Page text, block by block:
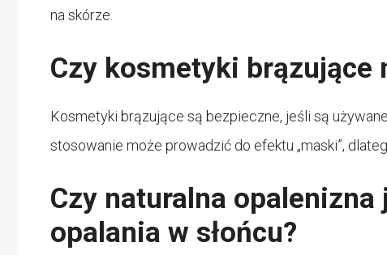
na skórze.
Czy kosmetyki brązujące
Kosmetyki brązujące są bezpieczne, jeśli są
stosowanie może prowadzić do efektu „maski”,
Czy naturalna
opalania w słońcu?